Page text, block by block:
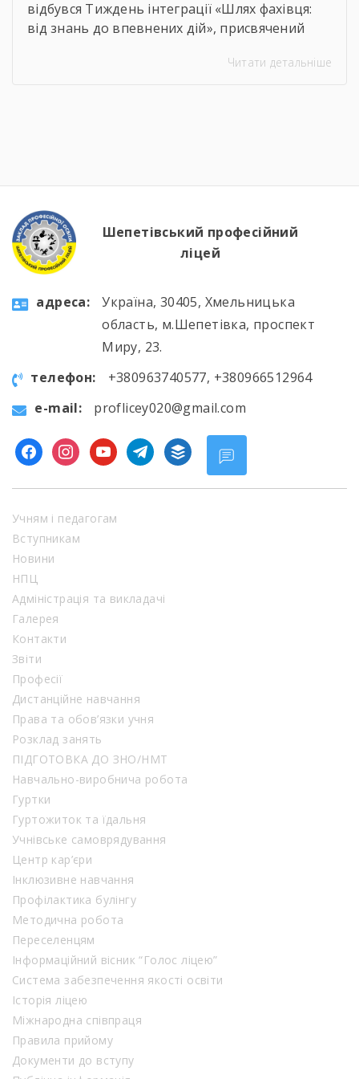
відбувся Тиждень інтеграції «Шлях фахівця:
від знань до впевнених дій», присвячений
тижня здобувачі освіти брали участь в
та вдосконалювати практичні навички, а й
Читати детальніше
Шепетівський професійний
ліцей
aдресa:
Україна, 30405, Хмельницька
область, м.Шепетівка, проспект
Миру, 23.
телефон:
+380963740577, +380966512964
e-mail:
proflicey020@gmail.com
facebookinstagramyoutubetelegram
buffer
Учням і педагогам
Вступникам
Новини
НПЦ
Адміністрація та викладачі
Галерея
Контакти
Звіти
Професії
Дистанційне навчання
Права та обов’язки учня
Розклад занять
ПІДГОТОВКА ДО ЗНО/НМТ
Навчально-виробнича робота
Гуртки
Гуртожиток та їдальня
Учнівське самоврядування
Центр кар’єри
Інклюзивне навчання
Профілактика булінгу
Методична робота
Переселенцям
Інформаційний вісник “Голос ліцею”
Система забезпечення якості освіти
Історія ліцею
Міжнародна співпраця
Правила прийому
Документи до вступу